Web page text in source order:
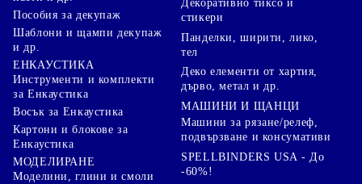
Пособия за декупаж
Шаблони и щампи декупаж
и др.
ЕНКАУСТИКА
Инструменти и комплекти
за Енкаустика
Восък за Енкаустика
Картони и блокове за
Енкаустика
МОДЕЛИРАНЕ
Моделини, глини и смоли
Декоративно тиксо и
стикери
Панделки, ширити, лико,
тел
Деко елементи от хартия,
дърво, метал и др.
МАШИНИ И ЩАНЦИ
Машини за рязане/релеф,
подвързване и консумативи
SPELLBINDERS USA - До
-60%!